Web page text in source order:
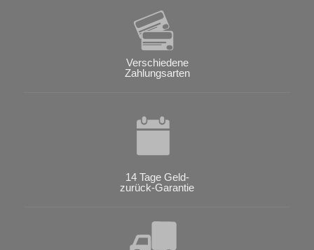
Verschiedene
Zahlungsarten
14 Tage Geld-
zurück-Garantie